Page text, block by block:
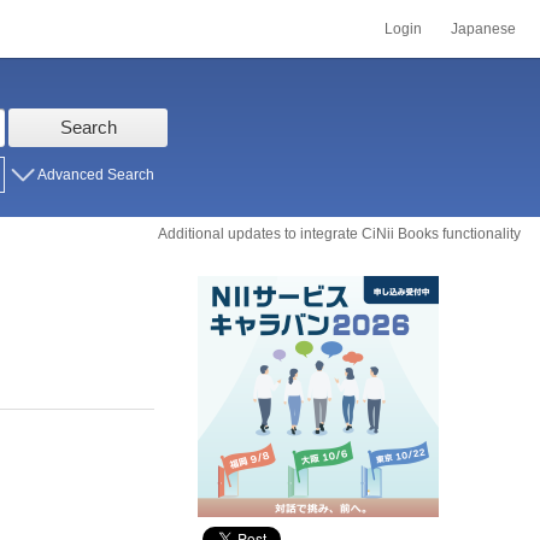
Login Japanese
Search
Advanced Search
Additional updates to integrate CiNii Books functionality